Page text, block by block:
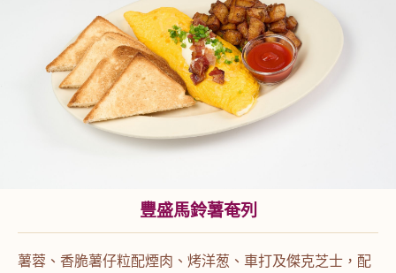
豐盛馬鈴薯奄列
薯蓉、香脆薯仔粒配煙肉、烤洋葱、車打及傑克芝士，配